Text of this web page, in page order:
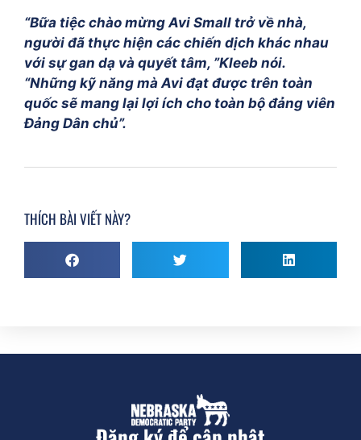
“Bữa tiệc chào mừng Avi Small trở về nhà,
người đã thực hiện các chiến dịch khác nhau
với sự gan dạ và quyết tâm, ”Kleeb nói.
“Những kỹ năng mà Avi đạt được trên toàn
quốc sẽ mang lại lợi ích cho toàn bộ đảng viên
Đảng Dân chủ”.
THÍCH BÀI VIẾT NÀY?